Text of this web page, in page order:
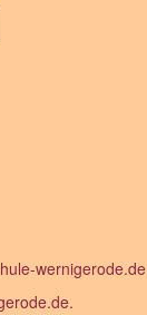
wernigerode.de